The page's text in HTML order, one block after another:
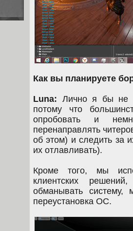
Как вы планируете
Luna: Лично я бы не
потому что
опробовать и
перенаправлять
об этом) и следить за
их отлавливать).
Кроме того, мы
клиентских
обманывать
переустановка ОС.